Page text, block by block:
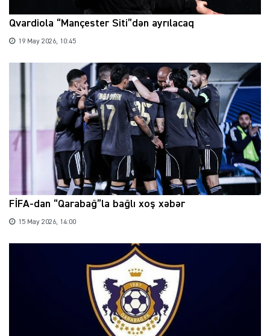
Qvardiola “Mançester Siti”dən ayrılacaq
19 May 2026, 10:45
FİFA-dan “Qarabağ”la bağlı xoş xəbər
15 May 2026, 14:00